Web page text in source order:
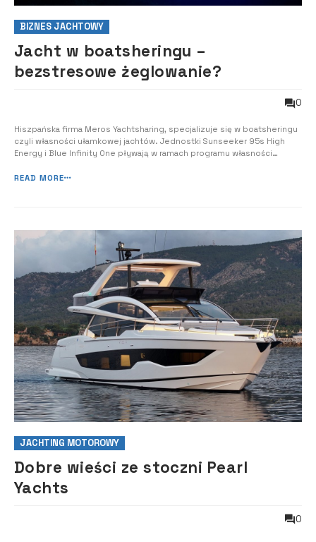
BIZNES JACHTOWY
Jacht w boatsheringu –
bezstresowe żeglowanie?
0
Hiszpańska firma Meros Yachtsharing, specjalizuje się w boatsheringu
czyli własności ułamkowej jachtów. Jednostki Sunseeker 95s High
Energy i Blue Infinity One pływają w ramach programu własności
READ MORE
JACHTING MOTOROWY
Dobre wieści ze stoczni Pearl
Yachts
0